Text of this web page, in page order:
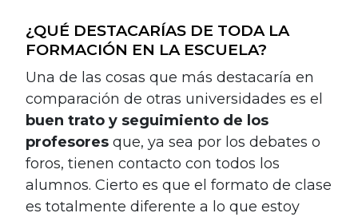
¿QUÉ DESTACARÍAS DE TODA LA
FORMACIÓN EN LA ESCUELA?
Una de las cosas que más destacaría en
comparación de otras universidades es el
buen trato y seguimiento de los
profesores que, ya sea por los debates o
foros, tienen contacto con todos los
alumnos. Cierto es que el formato de clase
es totalmente diferente a lo que estoy